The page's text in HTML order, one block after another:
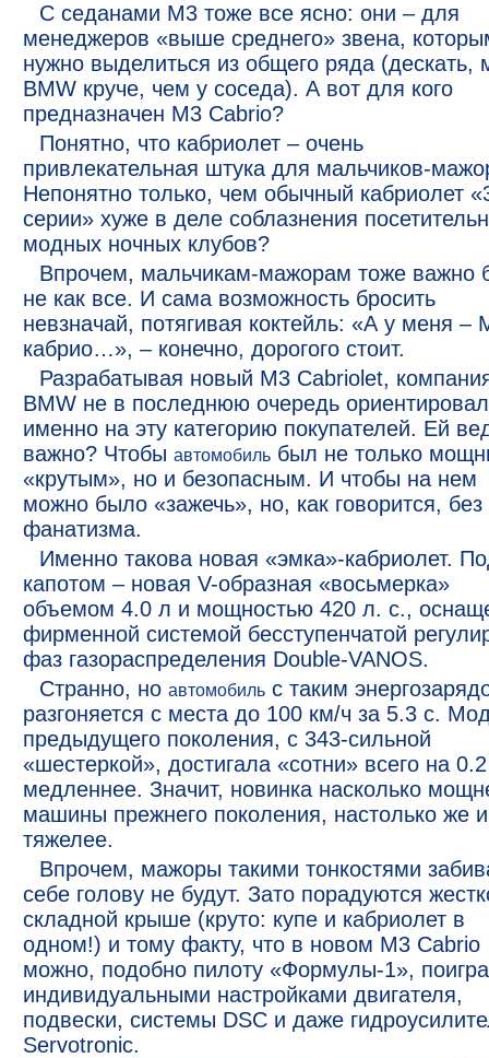
С седанами М3 тоже все ясно: они – для
менеджеров «выше среднего» звена,
нужно выделиться из общего ряда (дескать,
BMW круче, чем у соседа). А вот для кого
предназначен M3 Cabrio?
Понятно, что кабриолет – очень
привлекательная штука для мальчиков-
Непонятно только, чем обычный кабриолет
серии» хуже в деле соблазнения
модных ночных клубов?
Впрочем, мальчикам-мажорам тоже важно
не как все. И сама возможность бросить
невзначай, потягивая коктейль: «А у меня –
кабрио…», – конечно, дорогого стоит.
Разрабатывая новый M3 Cabriolet,
BMW не в последнюю очередь
именно на эту категорию покупателей. Ей
важно? Чтобы автомобиль был не только
«крутым», но и безопасным. И чтобы на нем
можно было «зажечь», но, как говорится, без
фанатизма.
Именно такова новая «эмка»-кабриолет.
капотом – новая V-образная «восьмерка»
объемом 4.0 л и мощностью 420 л. с.,
фирменной системой бесступенчатой
фаз газораспределения Double-VANOS.
Странно, но автомобиль с таким
разгоняется с места до 100 км/ч за 5.3 с.
предыдущего поколения, с 343-сильной
«шестеркой», достигала «сотни» всего на
медленнее. Значит, новинка насколько
машины прежнего поколения, настолько же и
тяжелее.
Впрочем, мажоры такими тонкостями
себе голову не будут. Зато порадуются
складной крыше (круто: купе и кабриолет в
одном!) и тому факту, что в новом M3 Cabrio
можно, подобно пилоту «Формулы-1»,
индивидуальными настройками двигателя,
подвески, системы DSC и даже
Servotronic.